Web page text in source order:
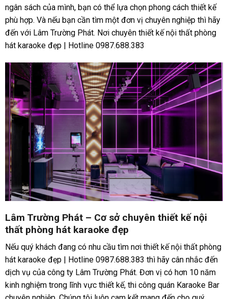
ngân sách của mình, bạn có thể lựa chọn phong cách thiết kế
phù hợp. Và nếu bạn cần tìm một đơn vị chuyên nghiệp thì hãy
đến với Lâm Trường Phát. Nơi chuyên thiết kế nội thất phòng
hát karaoke đẹp | Hotline 0987.688.383
Lâm Trường Phát – Cơ sở chuyên thiết kế nội
thất phòng hát karaoke đẹp
Nếu quý khách đang có nhu cầu tìm nơi thiết kế nội thất phòng
hát karaoke đẹp | Hotline 0987.688.383 thì hãy cân nhắc đến
dịch vụ của công ty Lâm Trường Phát. Đơn vị có hơn 10 năm
kinh nghiệm trong lĩnh vực thiết kế, thi công quán Karaoke Bar